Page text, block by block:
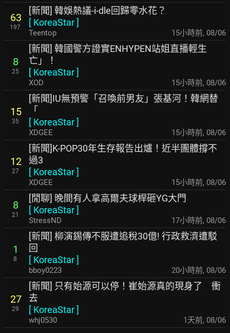
63
197
[新聞] 韓娛熱議-i-dle回歸零水花？
[ KoreaStar]
Teentop 15小時前, 08/06
8
25
[新聞] 韓國警方證實ENHYPEN站姐直播輕生
亡」！
[ KoreaStar]
XOD 15小時前, 08/06
15
35
[新聞]IU無預警「召喚前男友」張基河！韓網替
「
[ KoreaStar]
XDGEE 15小時前, 08/06
12
27
[新聞]K-POP30年生存報告出爐！近半團體撐不
過3
[ KoreaStar]
XDGEE 15小時前, 08/06
8
21
[閒聊] 晚間有人拿高爾夫球桿砸YG大門
[ KoreaStar]
StressND 17小時前, 08/06
1
8
[新聞] 柳演錫傳不服遭追稅30億! 行政救濟遭駁
回
[ KoreaStar]
bboy0223 20小時前, 08/06
27
29
[新聞] 只有始源可以停！崔始源真的現身了 衝
去
[ KoreaStar]
whj0530 1天前, 08/06